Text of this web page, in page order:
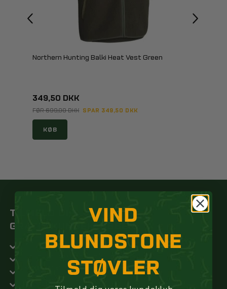
Northern Hunting Balki Heat Vest Green
349,50 DKK
FØR 699,00 DKK SPAR 349,50 DKK
KØB
TILMELD DIG
GRATIS KUNDEKLUBBEN
Vær den første til at modtage nyheder og tilbud
Modtag eksklusive tilbud kun for medlemmer
VIND
BLUNDSTONE
STØVLER